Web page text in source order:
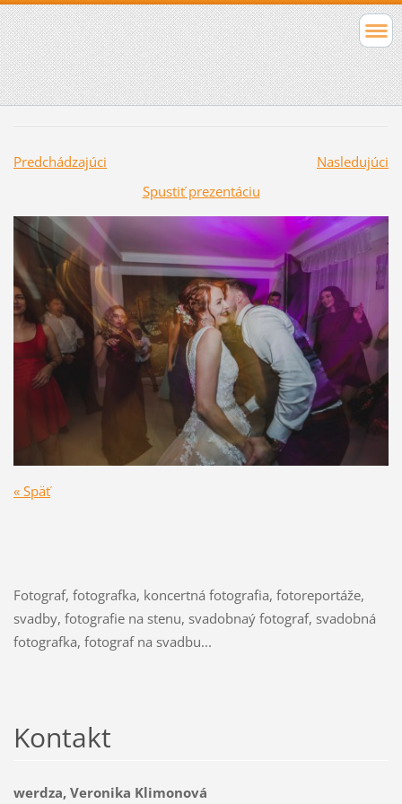
Predchádzajúci
Nasledujúci
Spustiť prezentáciu
« Späť
Fotograf, fotografka, koncertná fotografia, fotoreportáže,
svadby, fotografie na stenu, svadobnaý fotograf, svadobná
fotografka, fotograf na svadbu...
Kontakt
werdza, Veronika Klimonová